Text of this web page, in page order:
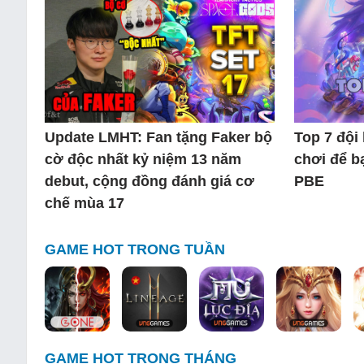
Update LMHT: Fan tặng Faker bộ
cờ độc nhất kỷ niệm 13 năm
debut, cộng đồng đánh giá cơ
chế mùa 17
Top 7 đội
chơi để
PBE
GAME HOT TRONG TUẦN
GAME HOT TRONG THÁNG